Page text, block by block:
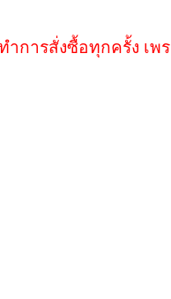
การสั่งซื้อทุกครั้ง เพ